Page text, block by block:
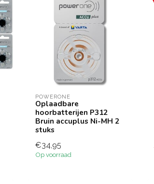
POWERONE
Oplaadbare
hoorbatterijen P312
Bruin accuplus Ni-MH 2
stuks
€34,95
Op voorraad